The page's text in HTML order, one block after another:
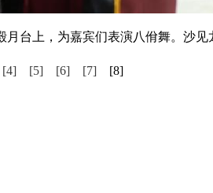
台上，为嘉宾们表演八佾舞。沙见
[4] [5] [6] [7] [8]